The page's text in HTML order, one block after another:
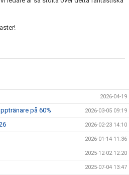
2026-04-19
på 60% 2026-03-05 09:19
2026-02-23 14:10
2026-01-14 11:36
2025-12-02 12:20
2025-07-04 13:47